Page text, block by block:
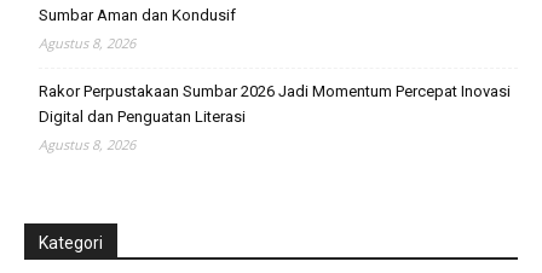
Sumbar Aman dan Kondusif
Agustus 8, 2026
Rakor Perpustakaan Sumbar 2026 Jadi Momentum Percepat Inovasi
Digital dan Penguatan Literasi
Agustus 8, 2026
Kategori